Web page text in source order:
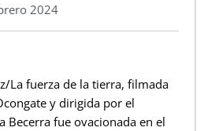
2024
La fuerza de la tierra, filmada
y dirigida por el
Becerra fue ovacionada en el